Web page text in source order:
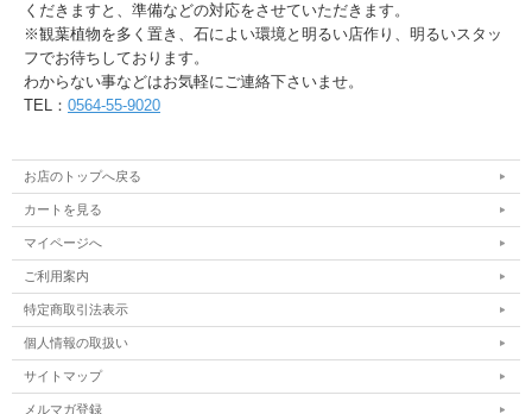
くだきますと、準備などの対応をさせていただきます。
※観葉植物を多く置き、石によい環境と明るい店作り、明るいスタッ
フでお待ちしております。
わからない事などはお気軽にご連絡下さいませ。
TEL： 0564-55-9020
お店のトップへ戻る
カートを見る
マイページへ
ご利用案内
特定商取引法表示
個人情報の取扱い
サイトマップ
メルマガ登録